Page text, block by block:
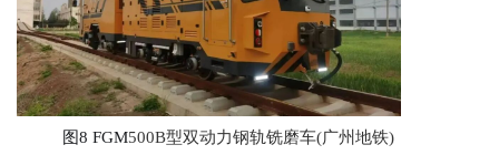
图8 FGM500B型双动力钢轨铣磨车(广州地铁)